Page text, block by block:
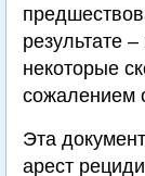
результате
некоторые
сожалением
Эта
арест